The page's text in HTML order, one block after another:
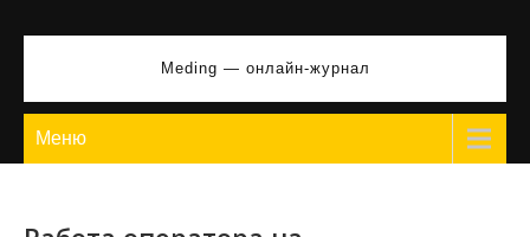
Meding — онлайн-журнал
Меню